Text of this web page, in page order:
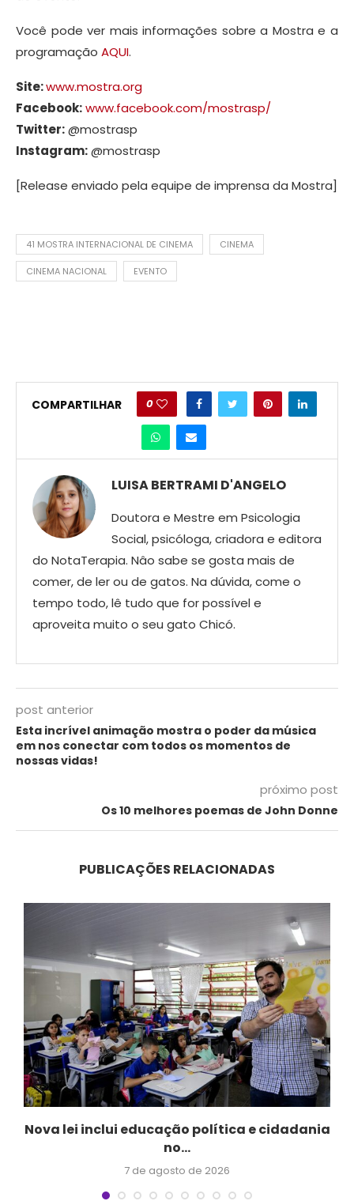
Você pode ver mais informações sobre a Mostra e a
programação AQUI.
Site:www.mostra.org
Facebook:www.facebook.com/mostrasp/
Twitter:@mostrasp
Instagram:@mostrasp
[Release enviado pela equipe de imprensa da Mostra]
41 MOSTRA INTERNACIONAL DE CINEMA CINEMA
CINEMA NACIONAL EVENTO
COMPARTILHAR 0
LUISA BERTRAMI D'ANGELO
Doutora e Mestre em Psicologia
Social, psicóloga, criadora e editora
do NotaTerapia. Nâo sabe se gosta mais de
comer, de ler ou de gatos. Na dúvida, come o
tempo todo, lê tudo que for possível e
aproveita muito o seu gato Chicó.
post anterior
Esta incrível animação mostra o poder da música
em nos conectar com todos os momentos de
nossas vidas!
próximo post
Os 10 melhores poemas de John Donne
PUBLICAÇÕES RELACIONADAS
Nova lei inclui educação política e cidadania
no...
7 de agosto de 2026